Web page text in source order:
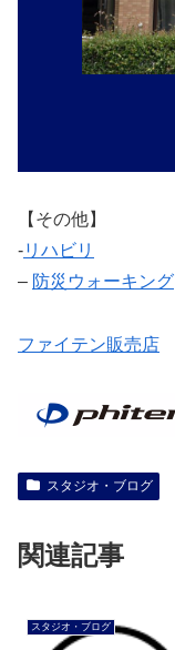
【その他】
‐リハビリ
– 防災ウォーキング
ファイテン販売店
スタジオ・ブログ
関連記事
スタジオ・ブログ